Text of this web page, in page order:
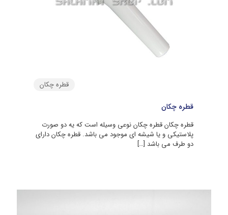
قطره چکان
قطره چکان
قطره چکان قطره چکان نوعی وسیله است که یه دو صورت
پلاستیکی و یا شیشه ای موجود می باشد. قطره چکان دارای
دو طرف می باشد […]